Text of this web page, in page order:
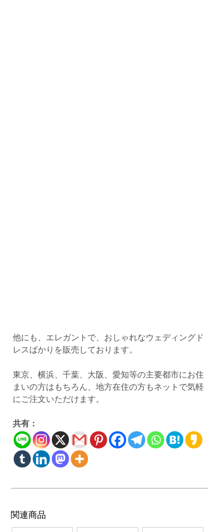
他にも、エレガントで、おしゃれなウェディングド
レスばかりを販売しております。
東京、横浜、千葉、大阪、愛知等の主要都市にお住
まいの方はもちろん、地方在住の方もネットで気軽
にご注文いただけます。
共有：
関連商品